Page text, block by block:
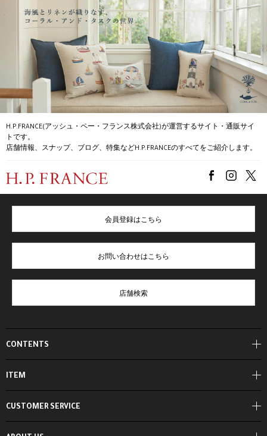
H.P.FRANCE(アッシュ・ペー・フランス株式会社)が運営するサイト・通販サイ
トです。
店舗情報、スナップ、ブログ、特集などH.P.FRANCEのすべてをご紹介します。
CONTENTS
ITEM
会員登録はこちら
お問い合わせはこちら
店舗検索
CUSTOMER SERVICE